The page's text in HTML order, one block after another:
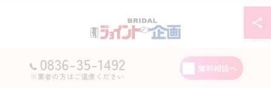
0836-35-1492
※業者の方はご遠慮ください
無料相談へ
© 2026 山口県宇部市の結婚相談所なら有限会社ジョイント企画 ALL RIGHTS
RESERVED.